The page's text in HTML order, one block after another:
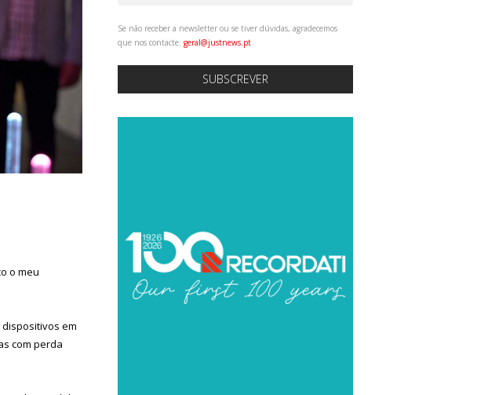
o meu
em
com perda
Se não receber a newsletter ou se tiver dúvidas, agradecemos
que nos contacte: geral@justnews.pt
SUBSCREVER